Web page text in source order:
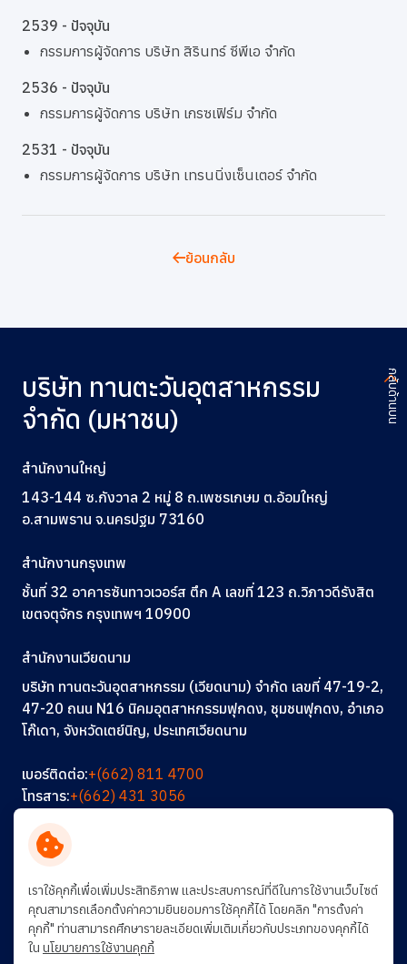
2539 - ปัจจุบัน
กรรมการผู้จัดการ บริษัท สิรินทร์ ซีพีเอ จำกัด
2536 - ปัจจุบัน
กรรมการผู้จัดการ บริษัท เกรซเฟิร์ม จำกัด
2531 - ปัจจุบัน
กรรมการผู้จัดการ บริษัท เทรนนิ่งเซ็นเตอร์ จำกัด
ย้อนกลับ
บริษัท ทานตะวันอุตสาหกรรม
จำกัด (มหาชน)
สำนักงานใหญ่
143-144 ซ.กังวาล 2 หมู่ 8 ถ.เพชรเกษม ต.อ้อมใหญ่
อ.สามพราน จ.นครปฐม 73160
สำนักงานกรุงเทพ
ชั้นที่ 32 อาคารซันทาวเวอร์ส ตึก A เลขที่ 123 ถ.วิภาวดีรังสิต
เขตจตุจักร กรุงเทพฯ 10900
สำนักงานเวียดนาม
บริษัท ทานตะวันอุตสาหกรรม (เวียดนาม) จำกัด เลขที่ 47-19-2,
47-20 ถนน N16 นิคมอุตสาหกรรมฟุกดง, ชุมชนฟุกดง, อำเภอ
โก๊เดา, จังหวัดเตย์นิญ, ประเทศเวียดนาม
เบอร์ติดต่อ:+(662) 811 4700
โทรสาร:+(662) 431 3056
ติดต่อเรา
ร่วมงานกับเรา
การพัฒนาอย่างยั่งยืน
กลับด้านบน
เราใช้คุกกี้เพื่อเพิ่มประสิทธิภาพ และประสบการณ์ที่ดีในการใช้งานเว็บไซต์
คุณสามารถเลือกตั้งค่าความยินยอมการใช้คุกกี้ได้ โดยคลิก "การตั้งค่า
คุกกี้" ท่านสามารถศึกษารายละเอียดเพิ่มเติมเกี่ยวกับประเภทของคุกกี้ได้
ใน นโยบายการใช้งานคุกกี้